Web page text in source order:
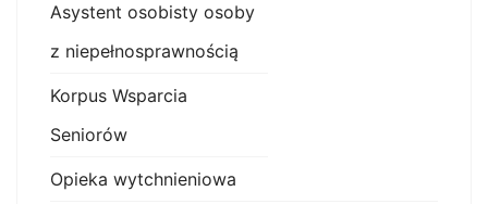
Asystent osobisty osoby
z niepełnosprawnością
Korpus Wsparcia
Seniorów
Opieka wytchnieniowa